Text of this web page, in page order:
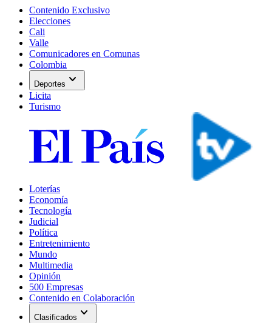
Contenido Exclusivo
Elecciones
Cali
Valle
Comunicadores en Comunas
Colombia
Deportes expand_more
Licita
Turismo
Loterías
Economía
Tecnología
Judicial
Política
Entretenimiento
Mundo
Multimedia
Opinión
500 Empresas
Contenido en Colaboración
Clasificados expand_more